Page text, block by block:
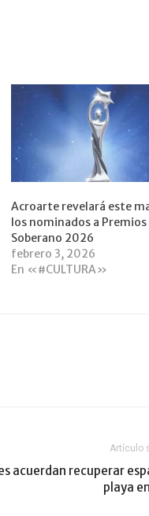
Acroarte revelará este
los nominados a Premios
Soberano 2026
febrero 3, 2026
En «#CULTURA»
Artículo
acuerdan recuperar
playa